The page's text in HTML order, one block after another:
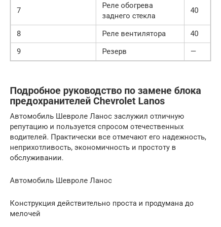
7
Реле обогрева
заднего стекла
40
8 Реле вентилятора
40
9
Резерв —
Подробное руководство по замене блока
предохранителей Chevrolet Lanos
Автомобиль Шевроле Ланос заслужил отличную
репутацию и пользуется спросом отечественных
водителей. Практически все отмечают его надежность,
неприхотливость, экономичность и простоту в
обслуживании.
Автомобиль Шевроле Ланос
Конструкция действительно проста и продумана до
мелочей